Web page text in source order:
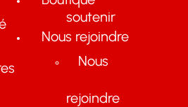
soutenir
Nous
rejoindre
Nous rejoindre